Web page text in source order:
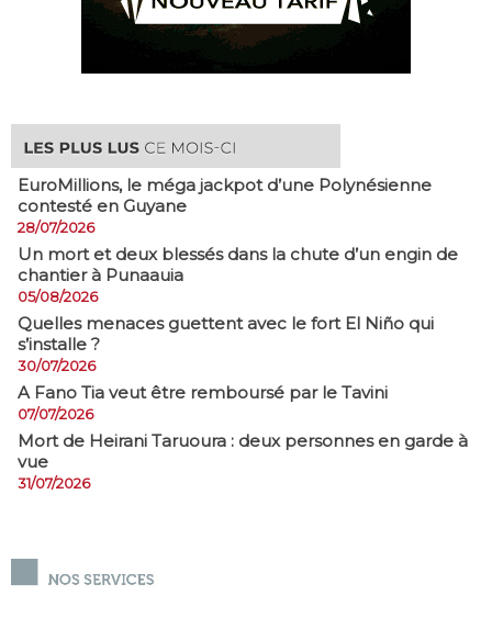
EuroMillions, ​le méga jackpot d’une Polynésienne
contesté en Guyane
28/07/2026
​Un mort et deux blessés dans la chute d’un engin de
chantier à Punaauia
05/08/2026
Quelles menaces guettent avec le fort El Niño qui
s’installe ?
30/07/2026
A Fano Tia veut être remboursé par le Tavini
07/07/2026
Mort de Heirani Taruoura : deux personnes en garde à
vue
31/07/2026